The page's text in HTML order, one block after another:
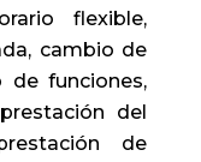
flexible,
cambio de
de funciones,
del
de